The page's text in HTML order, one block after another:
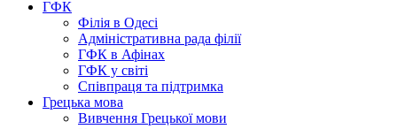
ГФК
Філія в Одесі
Адміністративна рада філії
ГФК в Афінах
ГФК у світі
Співпраця та підтримка
Грецька мова
Вивчення Грецької мови